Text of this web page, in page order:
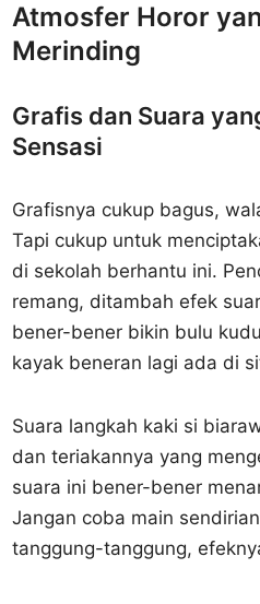
Atmosfer Horor
Merinding
Grafis dan Suara
Sensasi
Grafisnya cukup bagus,
Tapi cukup untuk
di sekolah berhantu ini.
remang, ditambah efek
bener-bener bikin bulu
kayak beneran lagi ada di
Suara langkah kaki si
dan teriakannya yang
suara ini bener-bener
Jangan coba main
tanggung-tanggung,